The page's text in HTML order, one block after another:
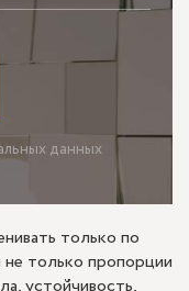
данных
только по
только пропорции